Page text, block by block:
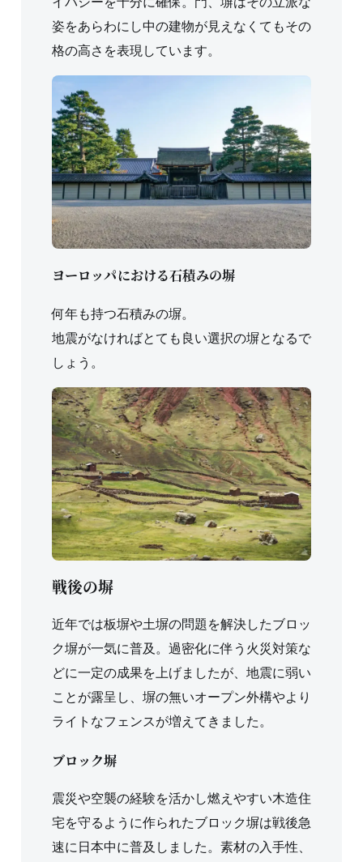
姿をあらわにし中の建物が見えなくてもその
格の高さを表現しています。
ヨーロッパにおける石積みの塀
何年も持つ石積みの塀。
地震がなければとても良い選択の塀となるで
しょう。
戦後の塀
近年では板塀や土塀の問題を解決したブロッ
ク塀が一気に普及。過密化に伴う火災対策な
どに一定の成果を上げましたが、地震に弱い
ことが露呈し、塀の無いオープン外構やより
ライトなフェンスが増えてきました。
ブロック塀
震災や空襲の経験を活かし燃えやすい木造住
宅を守るように作られたブロック塀は戦後急
速に日本中に普及しました。素材の入手性、